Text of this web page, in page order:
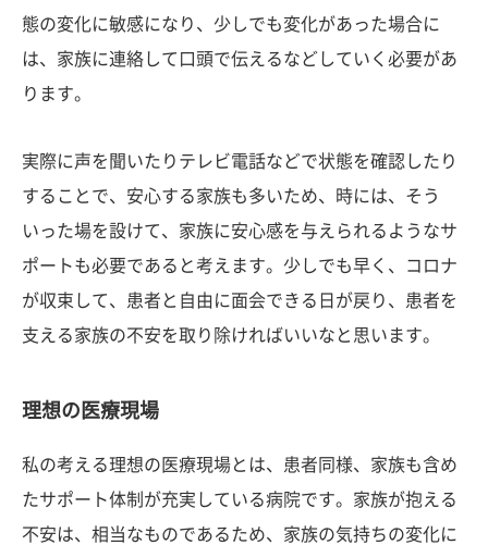
態の変化に敏感になり、少しでも変化があった場合に
は、家族に連絡して口頭で伝えるなどしていく必要があ
ります。
実際に声を聞いたりテレビ電話などで状態を確認したり
することで、安心する家族も多いため、時には、そう
いった場を設けて、家族に安心感を与えられるようなサ
ポートも必要であると考えます。少しでも早く、コロナ
が収束して、患者と自由に面会できる日が戻り、患者を
支える家族の不安を取り除ければいいなと思います。
理想の医療現場
私の考える理想の医療現場とは、患者同様、家族も含め
たサポート体制が充実している病院です。家族が抱える
不安は、相当なものであるため、家族の気持ちの変化に